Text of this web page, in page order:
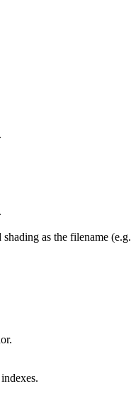
as the filename (e.g.